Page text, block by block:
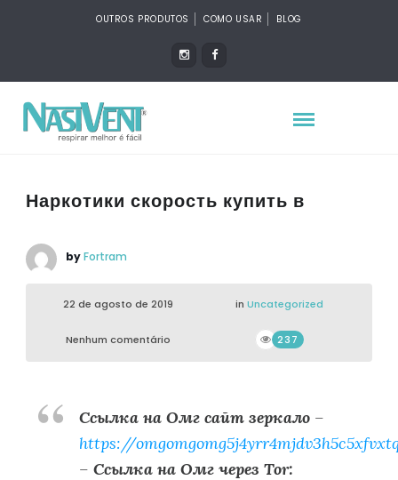
OUTROS PRODUTOS COMO USAR BLOG
Наркотики скорость купить в
byFortram
22 de agosto de 2019 in Uncategorized
Nenhum comentário 237
Ссылка на Омг сайт зеркало–
https://
– Ссылка на Омг через Tor: